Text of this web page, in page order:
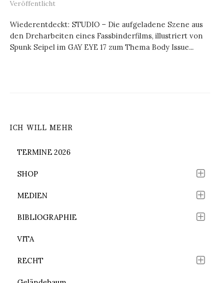
Veröffentlicht
Wiederentdeckt: STUDIO – Die aufgeladene Szene aus
den Dreharbeiten eines Fassbinderfilms, illustriert von
Spunk Seipel im GAY EYE 17 zum Thema Body Issue...
ICH WILL MEHR
TERMINE 2026
SHOP
MEDIEN
BIBLIOGRAPHIE
VITA
RECHT